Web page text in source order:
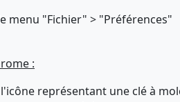
menu "Fichier" > "Préférences"
:
représentant une clé à